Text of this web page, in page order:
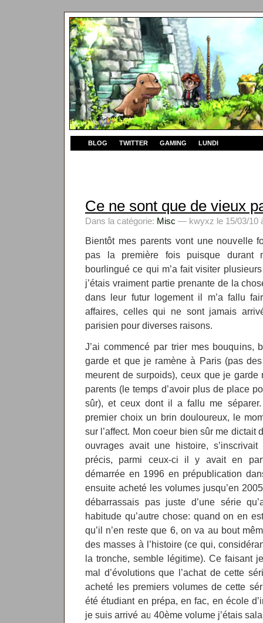
BLOG TWITTER GAMING LUNDI
Ce ne sont que de vieux
Dans la catégorie: Misc — kwyxz le 15/03/10
Bientôt mes parents vont une nouvelle
pas la première fois puisque durant
bourlingué ce qui m’a fait visiter
j’étais vraiment partie prenante de la
dans leur futur logement il m’a fallu
affaires, celles qui ne sont jamais
parisien pour diverses raisons.
J’ai commencé par trier mes bouquins,
garde et que je ramène à Paris (pas
meurent de surpoids), ceux que je
parents (le temps d’avoir plus de place
sûr), et ceux dont il a fallu me
premier choix un brin douloureux, le
sur l’affect. Mon coeur bien sûr me dictait
ouvrages avait une histoire,
précis, parmi ceux-ci il y avait en
démarrée en 1996 en prépublication
ensuite acheté les volumes jusqu’en
débarrassais pas juste d’une série
habitude qu’autre chose: quand on en
qu’il n’en reste que 6, on va au bout
des masses à l’histoire (ce qui,
la tronche, semble légitime). Ce faisant
mal d’évolutions que l’achat de cette
acheté les premiers volumes de cette
été étudiant en prépa, en fac, en école
je suis arrivé au 40ème volume j’étais